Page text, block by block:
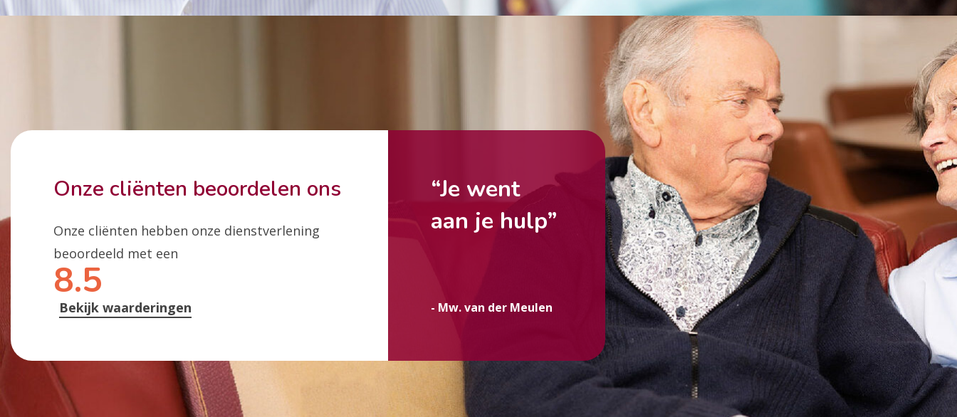
Onze cliënten beoordelen ons
Onze cliënten hebben onze dienstverlening
beoordeeld met een
8.5
Bekijk waarderingen
“Je went
aan je hulp”
- Mw. van der Meulen